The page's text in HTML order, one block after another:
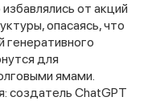
от акций
опасаясь, что
для
ямами.
создатель ChatGPT